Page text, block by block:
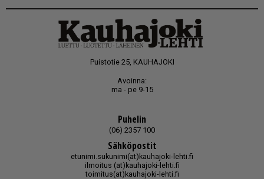
Puistotie 25, KAUHAJOKI
Avoinna:
ma - pe 9-15
Puhelin
(06) 2357 100
Sähköpostit
etunimi.sukunimi(at)kauhajoki-lehti.fi
ilmoitus (at)kauhajoki-lehti.fi
toimitus(at)kauhajoki-lehti.fi